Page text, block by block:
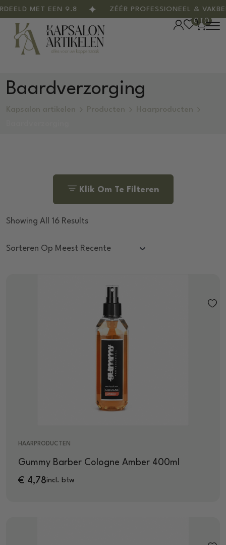
MET EEN 9.8 ZÉÉR PROFESSIONEEL &
0 0
Baardverzorging
Kapsalon artikelen Producten
Haarproducten
Klik Om Te Filteren
Showing All 16 Results
HAARPRODUCTEN
Gummy Barber Cologne Amber 400ml
€ 4,78incl. btw